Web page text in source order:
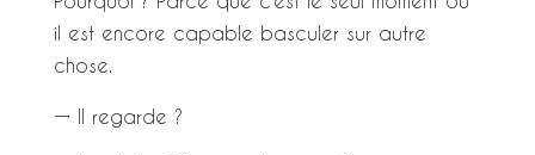
il est encore capable basculer sur autre
chose.
→ Il regarde ?